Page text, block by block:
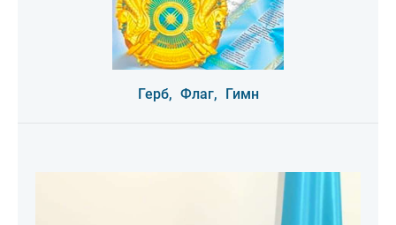
Герб, Флаг, Гимн